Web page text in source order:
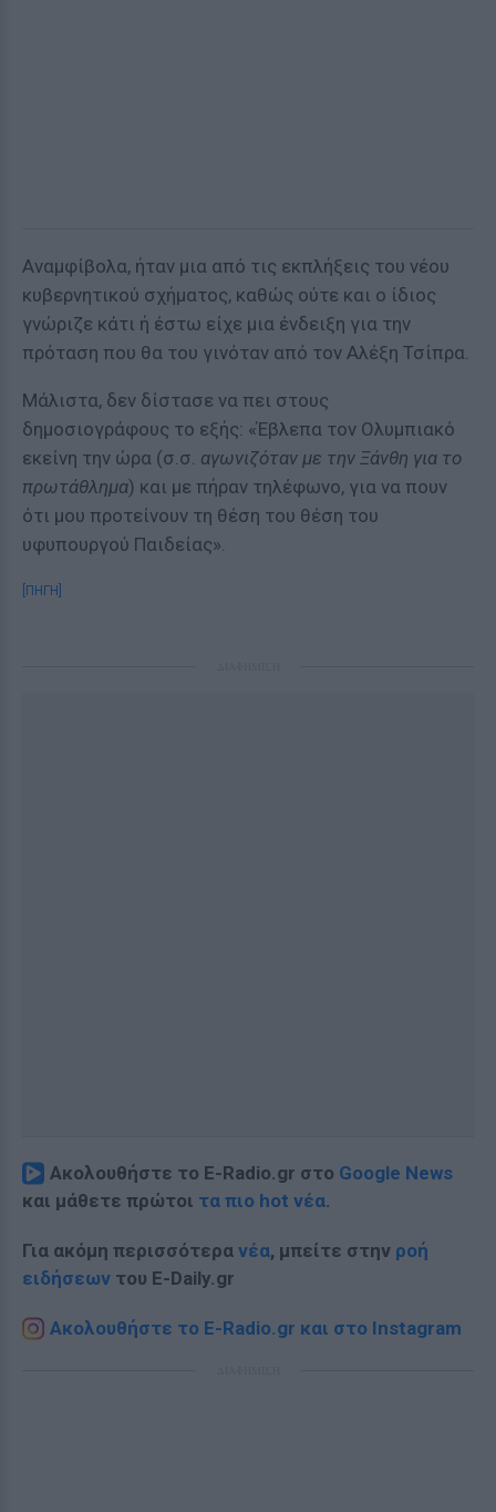
Αναμφίβολα, ήταν μια από τις εκπλήξεις του νέου
κυβερνητικού σχήματος, καθώς ούτε και ο ίδιος
γνώριζε κάτι ή έστω είχε μια ένδειξη για την
πρόταση που θα του γινόταν από τον Αλέξη Τσίπρα.
Μάλιστα, δεν δίστασε να πει στους
δημοσιογράφους το εξής: «Έβλεπα τον Ολυμπιακό
εκείνη την ώρα (σ.σ. αγωνιζόταν με την Ξάνθη για το
πρωτάθλημα) και με πήραν τηλέφωνο, για να πουν
ότι μου προτείνουν τη θέση του θέση του
υφυπουργού Παιδείας».
[ΠΗΓΗ]
Ακολουθήστε το E-Radio.gr στο Google News
και μάθετε πρώτοι τα πιο hot νέα.
Για ακόμη περισσότερα νέα, μπείτε στην ροή
ειδήσεων του E-Daily.gr
Ακολουθήστε το E-Radio.gr και στο Instagram